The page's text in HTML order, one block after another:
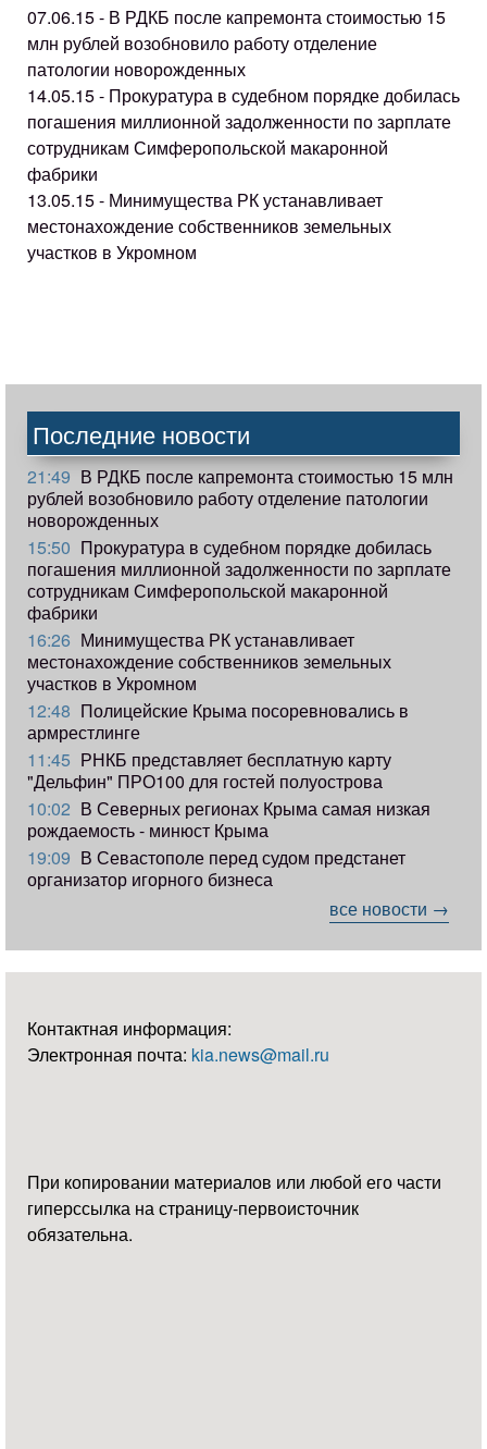
07.06.15 - В РДКБ после капремонта стоимостью 15
млн рублей возобновило работу отделение
патологии новорожденных
14.05.15 - Прокуратура в судебном порядке добилась
погашения миллионной задолженности по зарплате
сотрудникам Симферопольской макаронной
фабрики
13.05.15 - Минимущества РК устанавливает
местонахождение собственников земельных
участков в Укромном
Последние новости
21:49 В РДКБ после капремонта стоимостью 15 млн
рублей возобновило работу отделение патологии
новорожденных
15:50 Прокуратура в судебном порядке добилась
погашения миллионной задолженности по зарплате
сотрудникам Симферопольской макаронной
фабрики
16:26 Минимущества РК устанавливает
местонахождение собственников земельных
участков в Укромном
12:48 Полицейские Крыма посоревновались в
армрестлинге
11:45 РНКБ представляет бесплатную карту
"Дельфин" ПРО100 для гостей полуострова
10:02 В Северных регионах Крыма самая низкая
рождаемость - минюст Крыма
19:09 В Севастополе перед судом предстанет
организатор игорного бизнеса
все новости →
Контактная информация:
Электронная почта: kia.news@mail.ru
При копировании материалов или любой его части
гиперссылка на страницу-первоисточник
обязательна.